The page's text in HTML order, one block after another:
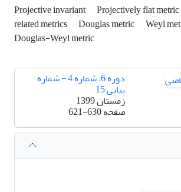
Projective invariant Projectively flat metric
related metrics
Douglas metric Weyl
Douglas-Weyl metric
دوره 6، شماره 4 - شماره
پیاپی 15
زمستان 1399
صفحه621-630